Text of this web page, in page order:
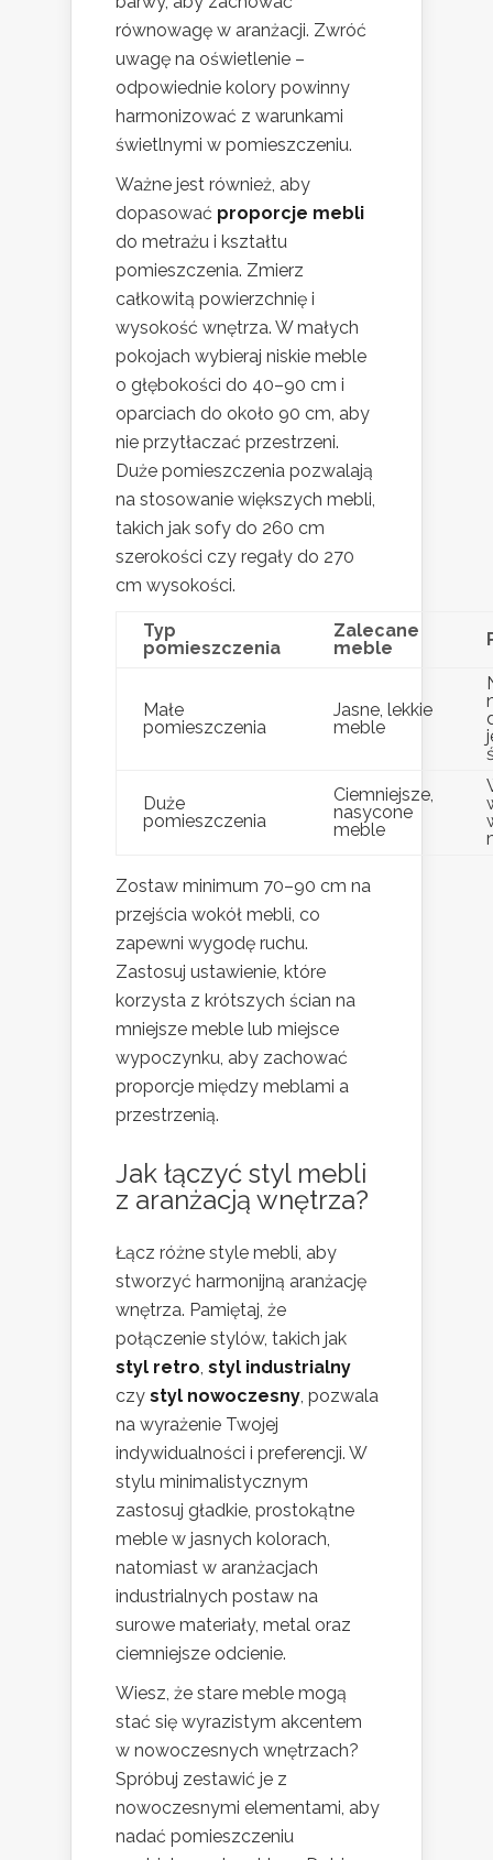
równowagę w aranżacji. Zwróć
uwagę na oświetlenie –
odpowiednie kolory powinny
harmonizować z warunkami
świetlnymi w pomieszczeniu.
Ważne jest również, aby
dopasować proporcje mebli
do metrażu i kształtu
pomieszczenia. Zmierz
całkowitą powierzchnię i
wysokość wnętrza. W małych
pokojach wybieraj niskie meble
o głębokości do 40–90 cm i
oparciach do około 90 cm, aby
nie przytłaczać przestrzeni.
Duże pomieszczenia pozwalają
na stosowanie większych mebli,
takich jak sofy do 260 cm
szerokości czy regały do 270
cm wysokości.
Typ
pomieszczenia
Zalecane
meble
Małe
pomieszczenia
Jasne, lekkie
meble
Duże
pomieszczenia
Ciemniejsze,
nasycone
meble
Zostaw minimum 70–90 cm na
przejścia wokół mebli, co
zapewni wygodę ruchu.
Zastosuj ustawienie, które
korzysta z krótszych ścian na
mniejsze meble lub miejsce
wypoczynku, aby zachować
proporcje między meblami a
przestrzenią.
Jak łączyć styl mebli
z aranżacją wnętrza?
Łącz różne style mebli, aby
stworzyć harmonijną aranżację
wnętrza. Pamiętaj, że
połączenie stylów, takich jak
styl retro, styl industrialny
czy styl nowoczesny, pozwala
na wyrażenie Twojej
indywidualności i preferencji. W
stylu minimalistycznym
zastosuj gładkie, prostokątne
meble w jasnych kolorach,
natomiast w aranżacjach
industrialnych postaw na
surowe materiały, metal oraz
ciemniejsze odcienie.
Wiesz, że stare meble mogą
stać się wyrazistym akcentem
w nowoczesnych wnętrzach?
Spróbuj zestawić je z
nowoczesnymi elementami, aby
nadać pomieszczeniu